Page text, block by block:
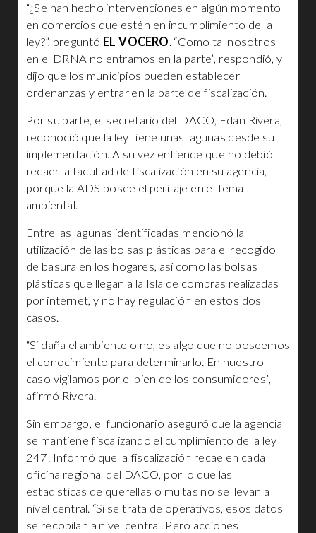
“¿Se han hecho intervenciones en algún momento
en comercios que estén en incumplimiento de la
ley?”, preguntó EL VOCERO. “Como tal nosotros
en el DRNA no entramos en la parte”, respondió, y
dijo que los municipios pueden establecer
ordenanzas y entrar en la parte de fiscalización.
Por su parte, el secretario del DACO, Edan Rivera,
reconoció que la ley tiene unas lagunas desde su
implementación. A su vez entiende que no debió
recaer la facultad de fiscalización en su agencia,
porque la ADS posee el peritaje en el tema
ambiental.
Entre las lagunas identificadas mencionó la
utilización de las bolsas plásticas para el recogido
de basura en los hogares, así como las bolsas
plásticas que llegan a la Isla de compras realizadas
por internet, y no hay regulación en estos dos
casos.
“Si daña el ambiente o no, es algo que no poseemos
el conocimiento para determinarlo. En nuestro
caso vigilamos por el bien de los consumidores”,
afirmó Rivera.
Sin embargo, el funcionario aseguró que la agencia
se mantiene fiscalizando el cumplimiento de la ley
247. Informó que la fiscalización recae en cada
oficina regional del DACO, por lo que las
estadísticas de querellas o multas no se llevan a
nivel central. “Si se trata de operativos, esos datos
se recopilan a nivel central. Pero acciones